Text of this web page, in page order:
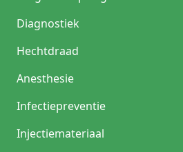
Advies van de productspecialist
Een productexpert uit de zorg
structureel gebruik in de eerste
herbeoordeling of verwijzing.
onderzoek. Overweeg voor
model dat trends kan opslaan,
ziet of er sprake is van
Diagnostiek
Hechtdraad
Anesthesie
Infectiepreventie
Injectiemateriaal